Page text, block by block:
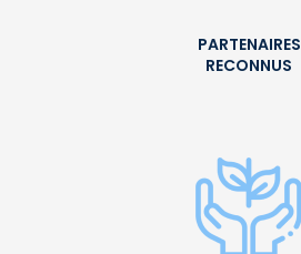
PARTENAIRES
RECONNUS